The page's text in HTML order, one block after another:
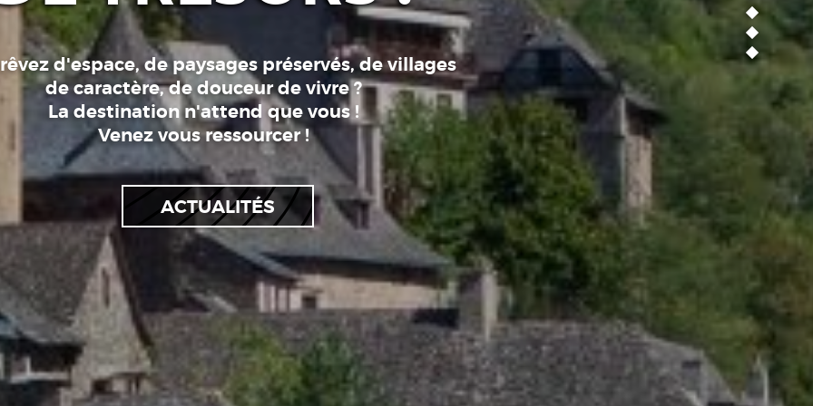
d'espace, de paysages préservés, de villages
de caractère, de douceur de vivre ?
La destination n'attend que vous !
Venez vous ressourcer !
ACTUALITÉS